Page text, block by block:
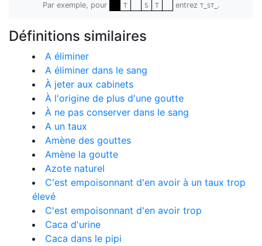
Par exemple, pour T S T entrez T_ST_ .
Définitions similaires
A éliminer
A éliminer dans le sang
À jeter aux cabinets
À l'origine de plus d'une goutte
À ne pas conserver dans le sang
A un taux
Amène des gouttes
Amène la goutte
Azote naturel
C'est empoisonnant d'en avoir à un taux trop
élevé
C'est empoisonnant d'en avoir trop
Caca d'urine
Caca dans le pipi